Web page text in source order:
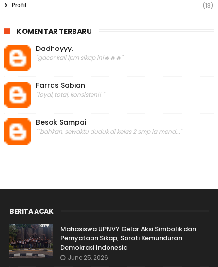
Profil
(13)
KOMENTAR TERBARU
Dadhoyyy.
"gacor kali lpm sikap ini🔥🔥🔥"
Farras Sabian
"loyal, total, konsisten!! "
Besok Sampai
""bahkan, sewaktu duduk di kelas 2 smp ia mend..."
BERITA ACAK
Mahasiswa UPNVY Gelar Aksi Simbolik dan
Pernyataan Sikap, Soroti Kemunduran
Demokrasi Indonesia
June 25, 2026